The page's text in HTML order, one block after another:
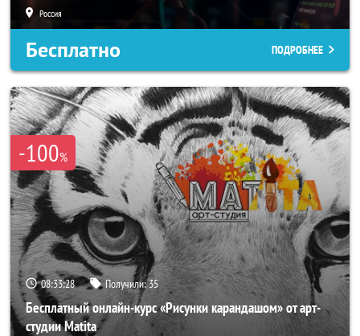
Россия
Бесплатно ПОДРОБНЕЕ
-100%
08:33:26 Получили:35
Бесплатный онлайн-курс «Рисунки карандашом» от арт-
студии Matita